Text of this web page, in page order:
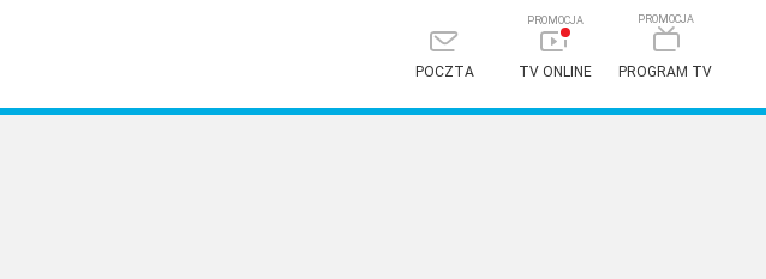
POCZTA TV ONLINE PROGRAM TV